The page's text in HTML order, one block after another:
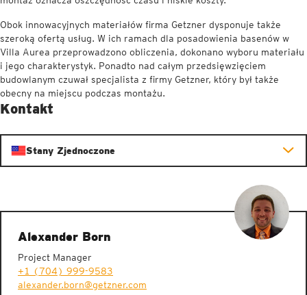
Obok innowacyjnych materiałów firma Getzner dysponuje także
szeroką ofertą usług. W ich ramach dla posadowienia basenów w
Villa Aurea przeprowadzono obliczenia, dokonano wyboru materiału
i jego charakterystyk. Ponadto nad całym przedsięwzięciem
budowlanym czuwał specjalista z firmy Getzner, który był także
obecny na miejscu podczas montażu.
Kontakt
Stany Zjednoczone
Alexander Born
Project Manager
+1 (704) 999-9583
alexander.born@getzner.com